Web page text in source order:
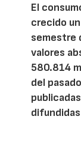
El
crecido
semestre
valores
580.814
del